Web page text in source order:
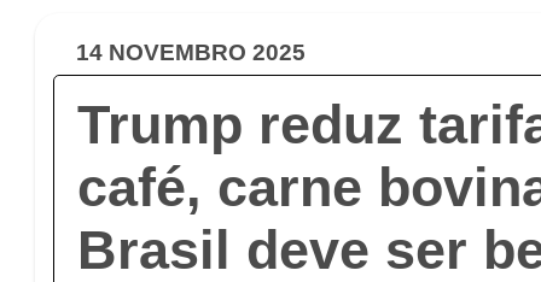
14 NOVEMBRO 2025
Trump reduz
café, carne
Brasil deve ser